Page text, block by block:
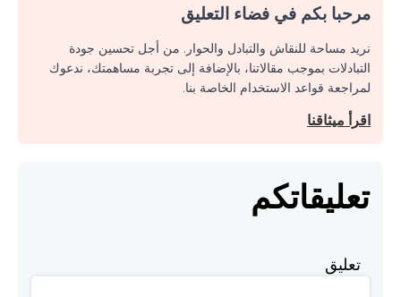
مرحبا بكم في فضاء التعليق
نريد مساحة للنقاش والتبادل والحوار. من أجل تحسين جودة
التبادلات بموجب مقالاتنا، بالإضافة إلى تجربة مساهمتك، ندعوك
لمراجعة قواعد الاستخدام الخاصة بنا.
اقرأ ميثاقنا
تعليقاتكم
تعليق